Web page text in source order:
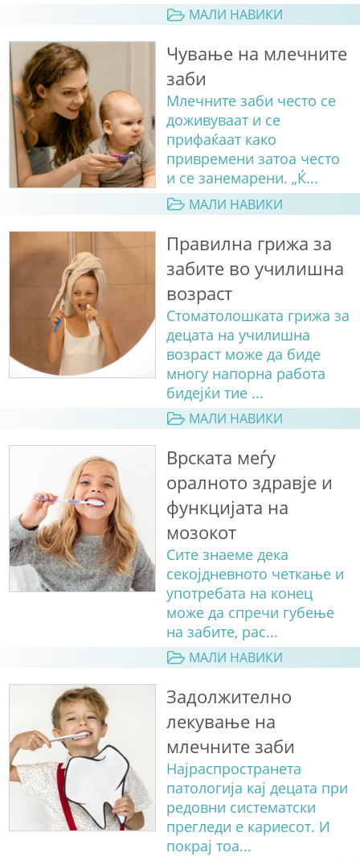
МАЛИ НАВИКИ
Чување на млечните
заби
Млечните заби често се
доживуваат и се
прифаќаат како
привремени затоа често
и се занемарени. „Ќ...
МАЛИ НАВИКИ
Правилна грижа за
забите во училишна
возраст
Стоматолошката грижа за
децата на училишна
возраст може да биде
многу напорна работа
бидејќи тие ...
МАЛИ НАВИКИ
Врската меѓу
оралното здравје и
функцијата на
мозокот
Сите знаеме дека
секојдневното четкање и
употребата на конец
може да спречи губење
на забите, рас...
МАЛИ НАВИКИ
Задолжително
лекување на
млечните заби
Најраспространета
патологија кај децата при
редовни систематски
прегледи е кариесот. И
покрај тоа...